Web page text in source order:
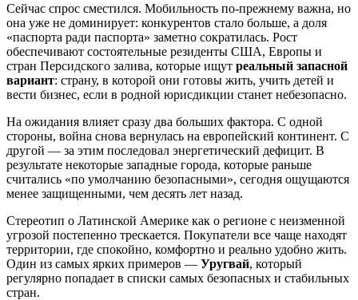
Сейчас спрос сместился. Мобильность по-прежнему важна, но
она уже не доминирует: конкурентов стало больше, а доля
«паспорта ради паспорта» заметно сократилась. Рост
обеспечивают состоятельные резиденты США, Европы и
стран Персидского залива, которые ищут реальный запасной
вариант: страну, в которой они готовы жить, учить детей и
вести бизнес, если в родной юрисдикции станет небезопасно.
На ожидания влияет сразу два больших фактора. С одной
стороны, война снова вернулась на европейский континент. С
другой — за этим последовал энергетический дефицит. В
результате некоторые западные города, которые раньше
считались «по умолчанию безопасными», сегодня ощущаются
менее защищенными, чем десять лет назад.
Стереотип о Латинской Америке как о регионе с неизменной
угрозой постепенно трескается. Покупатели все чаще находят
территории, где спокойно, комфортно и реально удобно жить.
Один из самых ярких примеров — Уругвай, который
регулярно попадает в списки самых безопасных и стабильных
стран.